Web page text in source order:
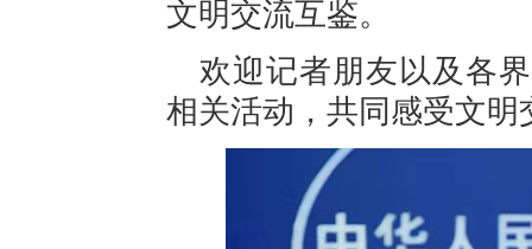
文明交流互鉴。
欢迎记者朋友以及各
相关活动，共同感受文明